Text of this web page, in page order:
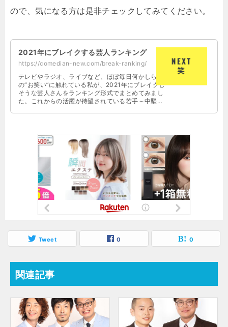
ので、気になる方は是非チェックしてみてください。
2021年にブレイクする芸人ランキング
https://comedian-new.com/break-ranking/
テレビやラジオ、ライブなど、ほぼ毎日何かしら
の“お笑い”に触れている私が、2021年にブレイクし
そうな芸人さんをランキング形式でまとめてみまし
た。これからの活躍が待望されている若手～中堅く
Tweet 0 0
関連記事